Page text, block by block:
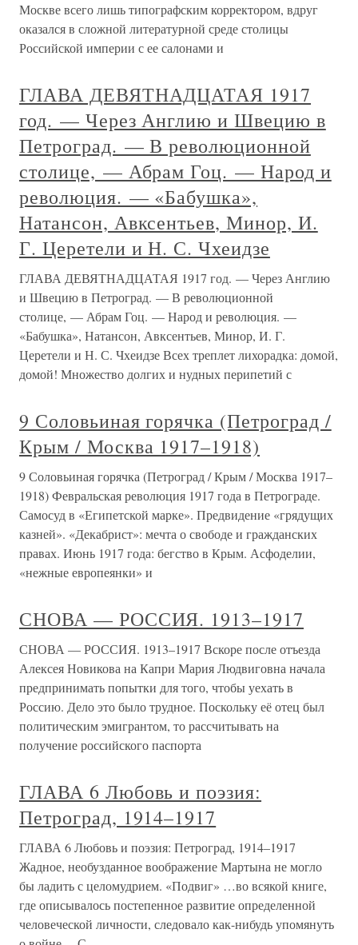
Москве всего лишь типографским корректором, вдруг
оказался в сложной литературной среде столицы
Российской империи с ее салонами и
ГЛАВА ДЕВЯТНАДЦАТАЯ 1917
год. — Через Англию и Швецию в
Петроград. — В революционной
столице, — Абрам Гоц. — Народ и
революция. — «Бабушка»,
Натансон, Авксентьев, Минор, И.
Г. Церетели и Н. С. Чхеидзе
ГЛАВА ДЕВЯТНАДЦАТАЯ 1917 год. — Через Англию
и Швецию в Петроград. — В революционной
столице, — Абрам Гоц. — Народ и революция. —
«Бабушка», Натансон, Авксентьев, Минор, И. Г.
Церетели и Н. С. Чхеидзе Всех треплет лихорадка: домой,
домой! Множество долгих и нудных перипетий с
9 Соловьиная горячка (Петроград /
Крым / Москва 1917–1918)
9 Соловьиная горячка (Петроград / Крым / Москва 1917–
1918) Февральская революция 1917 года в Петрограде.
Самосуд в «Египетской марке». Предвидение «грядущих
казней». «Декабрист»: мечта о свободе и гражданских
правах. Июнь 1917 года: бегство в Крым. Асфоделии,
«нежные европеянки» и
СНОВА — РОССИЯ. 1913–1917
СНОВА — РОССИЯ. 1913–1917 Вскоре после отъезда
Алексея Новикова на Капри Мария Людвиговна начала
предпринимать попытки для того, чтобы уехать в
Россию. Дело это было трудное. Поскольку её отец был
политическим эмигрантом, то рассчитывать на
получение российского паспорта
ГЛАВА 6 Любовь и поэзия:
Петроград, 1914–1917
ГЛАВА 6 Любовь и поэзия: Петроград, 1914–1917
Жадное, необузданное воображение Мартына не могло
бы ладить с целомудрием. «Подвиг» …во всякой книге,
где описывалось постепенное развитие определенной
человеческой личности, следовало как-нибудь упомянуть